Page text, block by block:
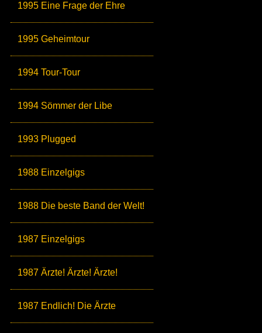
1995 Eine Frage der Ehre
1995 Geheimtour
1994 Tour-Tour
1994 Sömmer der Libe
1993 Plugged
1988 Einzelgigs
1988 Die beste Band der Welt!
1987 Einzelgigs
1987 Ärzte! Ärzte! Ärzte!
1987 Endlich! Die Ärzte